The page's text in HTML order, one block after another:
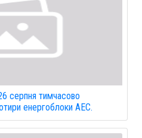
серпня тимчасово
енергоблоки АЕС.